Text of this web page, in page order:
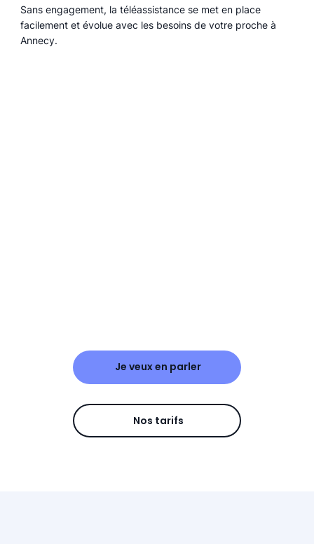
Je veux en parler
Nos tarifs
Sans engagement, la téléassistance se met en place
facilement et évolue avec les besoins de votre proche à
Annecy.